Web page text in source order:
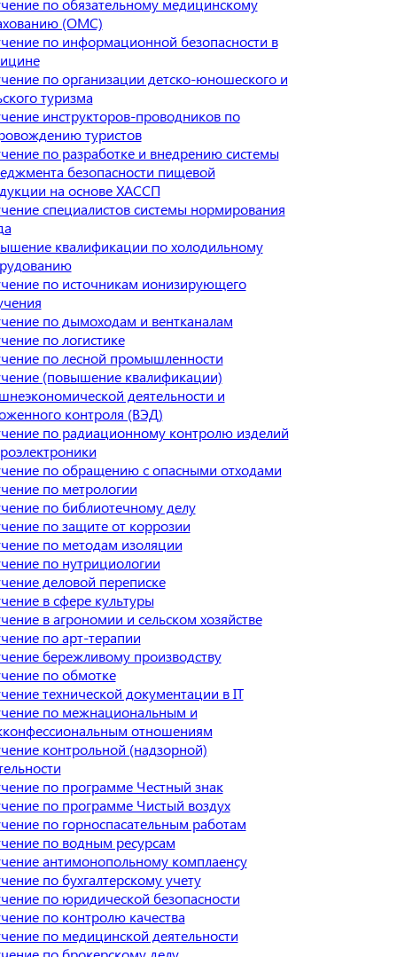
по обязательному медицинскому
(ОМС)
по информационной безопасности в
по организации детско-юношеского и
туризма
инструкторов-проводников по
туристов
по разработке и внедрению системы
безопасности пищевой
на основе ХАССП
специалистов системы нормирования
квалификации по холодильному
по источникам ионизирующего
по дымоходам и вентканалам
по логистике
по лесной промышленности
(повышение квалификации)
деятельности и
контроля (ВЭД)
по радиационному контролю изделий
по обращению с опасными отходами
по метрологии
по библиотечному делу
по защите от коррозии
по методам изоляции
по нутрициологии
деловой переписке
в сфере культуры
в агрономии и сельском хозяйстве
по арт-терапии
бережливому производству
по обмотке
технической документации в IT
по межнациональным и
отношениям
контрольной (надзорной)
по программе Честный знак
по программе Чистый воздух
по горноспасательным работам
по водным ресурсам
антимонопольному комплаенсу
по бухгалтерскому учету
по юридической безопасности
по контролю качества
по медицинской деятельности